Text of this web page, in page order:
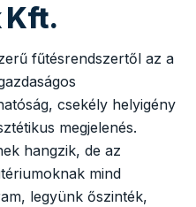
Kft.
fűtésrendszertől az a
csekély helyigény
megjelenés.
hangzik, de az
mind
legyünk őszinték,